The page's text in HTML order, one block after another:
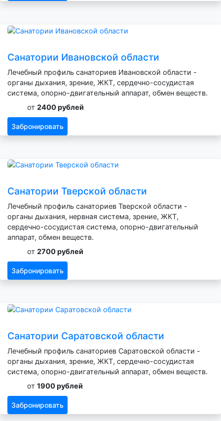
Санатории Ивановской области
Лечебный профиль санаториев Ивановской области -
органы дыхания, зрение, ЖКТ, сердечно-сосудистая
система, опорно-двигательный аппарат, обмен веществ.
от 2400 рублей
Забронировать
Санатории Тверской области
Лечебный профиль санаториев Тверской области -
органы дыхания, нервная система, зрение, ЖКТ,
сердечно-сосудистая система, опорно-двигательный
аппарат, обмен веществ.
от 2700 рублей
Забронировать
Санатории Саратовской области
Лечебный профиль санаториев Саратовской области -
органы дыхания, зрение, ЖКТ, сердечно-сосудистая
система, опорно-двигательный аппарат, обмен веществ.
от 1900 рублей
Забронировать